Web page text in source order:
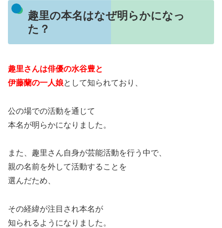
趣里の本名はなぜ明らかになっ
た？
趣里さんは俳優の水谷豊と
伊藤蘭の一人娘として知られており、
公の場での活動を通じて
本名が明らかになりました。
また、趣里さん自身が芸能活動を行う中で、
親の名前を外して活動することを
選んだため、
その経緯が注目され本名が
知られるようになりました。